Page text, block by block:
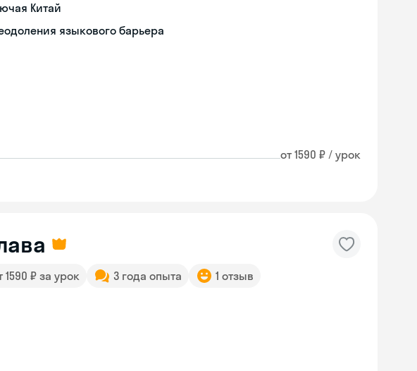
Китай
языкового барьера
от 1590 ₽ / урок
1590 ₽ за урок 3 года опыта 1 отзыв